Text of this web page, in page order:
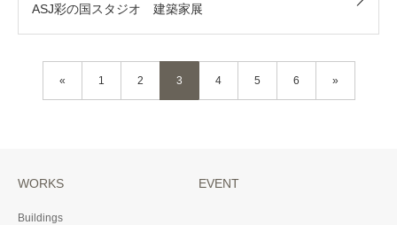
ASJ彩の国スタジオ 建築家展
« 1 2 3 4 5 6 »
WORKS
Buildings
EVENT